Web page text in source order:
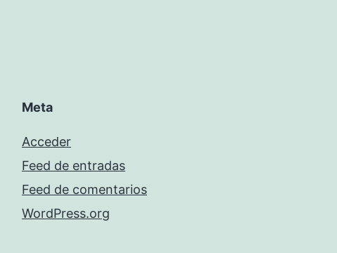
Meta
Acceder
Feed de entradas
Feed de comentarios
WordPress.org